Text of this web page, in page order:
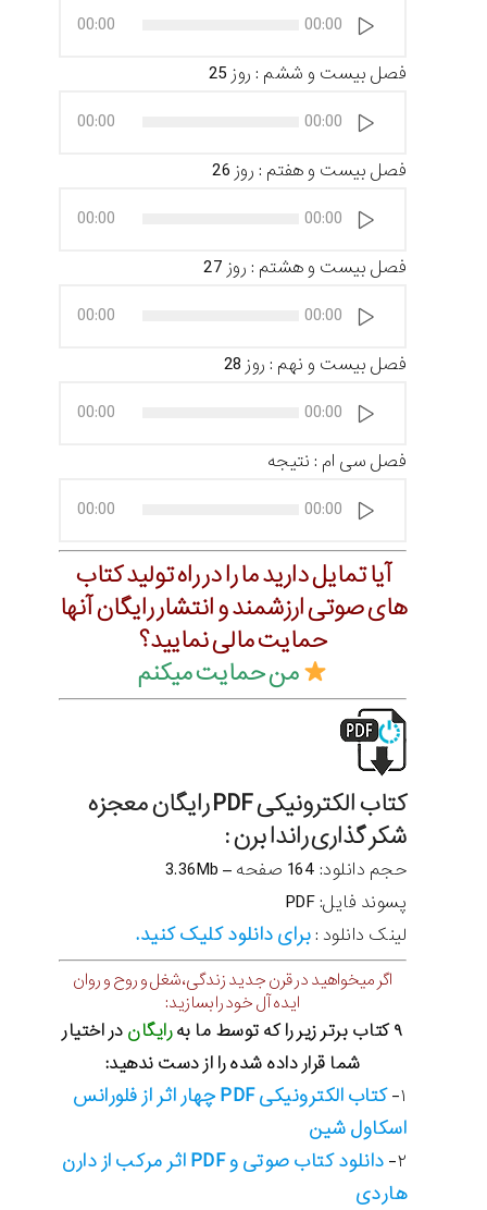
صوت
00:00
00:00
فصل بیست و ششم : روز 25
صوت
00:00
00:00
فصل بیست و هفتم : روز 26
صوت
00:00
00:00
فصل بیست و هشتم : روز 27
صوت
00:00
00:00
فصل بیست و نهم : روز 28
صوت
00:00
00:00
فصل سی ام : نتیجه
صوت
00:00
00:00
آیا تمایل دارید ما را در راه تولید کتاب
های صوتی ارزشمند و انتشار رایگان آنها
حمایت مالی نمایید؟
من حمایت میکنم
کتاب الکترونیکی PDF رایگان معجزه
شکر گذاری راندا برن :
حجم دانلود: 164 صفحه – 3.36Mb
پسوند فایل: PDF
لینک دانلود :برای دانلود کلیک کنید.
اگر میخواهید در قرن جدید زندگی،شغل و روح و روان
ایده آل خود را بسازید:
۹ کتاب برتر زیر را که توسط ما به رایگان در اختیار
شما قرار داده شده را از دست ندهید:
۱-
کتاب الکترونیکی PDF چهار اثر از فلورانس
اسکاول شین
۲-
دانلود کتاب صوتی و PDF اثر مرکب از دارن
هاردی